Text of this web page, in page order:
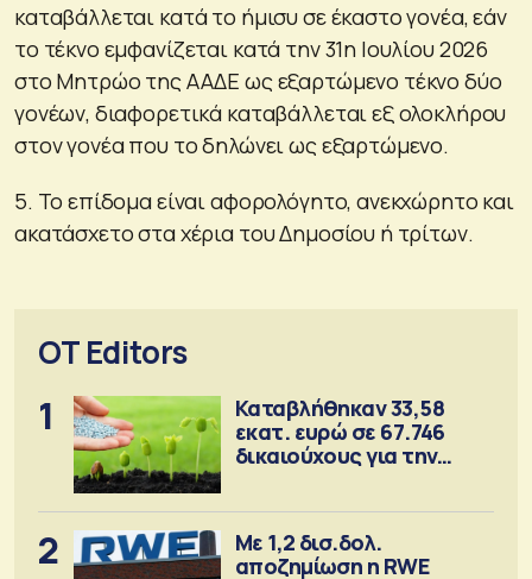
καταβάλλεται κατά το ήμισυ σε έκαστο γονέα, εάν
το τέκνο εμφανίζεται κατά την 31η Ιουλίου 2026
στο Μητρώο της ΑΑΔΕ ως εξαρτώμενο τέκνο δύο
γονέων, διαφορετικά καταβάλλεται εξ ολοκλήρου
στον γονέα που το δηλώνει ως εξαρτώμενο.
5. Το επίδομα είναι αφορολόγητο, ανεκχώρητο και
ακατάσχετο στα χέρια του Δημοσίου ή τρίτων.
OT Editors
1
Καταβλήθηκαν 33,58
εκατ. ευρώ σε 67.746
δικαιούχους για την
2
Με 1,2 δισ.δολ.
αποζημίωση η RWE